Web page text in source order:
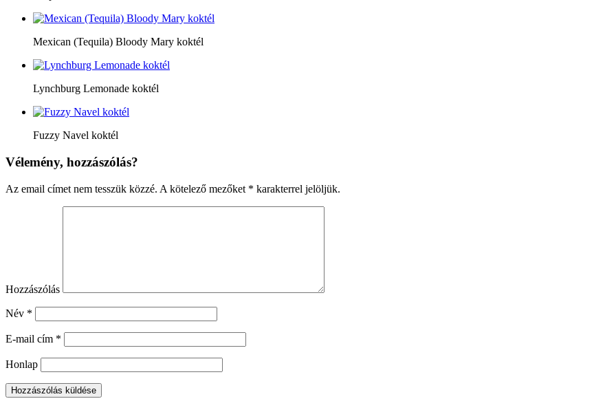
Mexican (Tequila) Bloody Mary koktél
Lynchburg Lemonade koktél
Fuzzy Navel koktél
Vélemény, hozzászólás?
Az email címet nem tesszük közzé. A kötelező mezőket * karakterrel jelöljük.
Hozzászólás
Név *
E-mail cím *
Honlap